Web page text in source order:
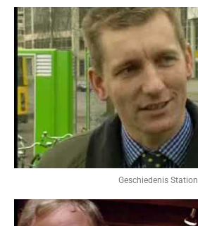
Geschiedenis Station